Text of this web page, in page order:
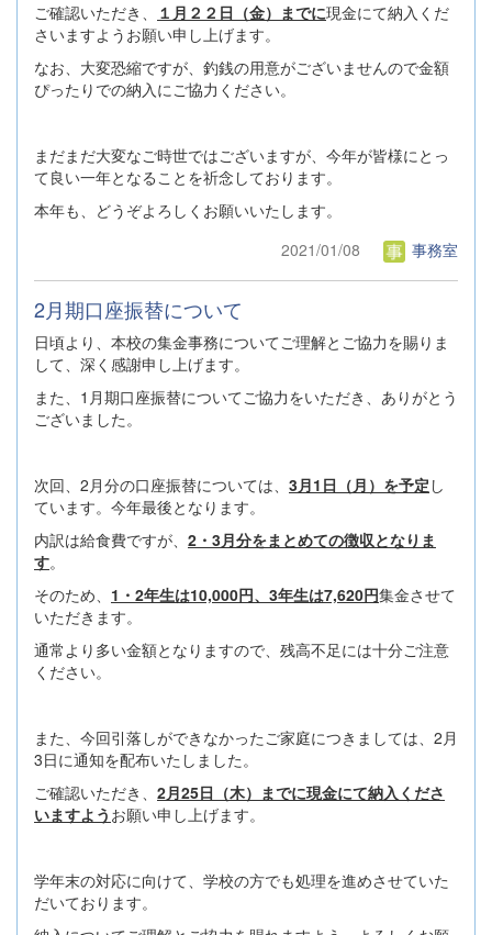
ご確認いただき、
１月２２日（金）までに現金にて納入くだ
さいますようお願い申し上げます。
なお、大変恐縮ですが、釣銭の用意がございませんので金額
ぴったりでの納入にご協力ください。
まだまだ大変なご時世ではございますが、今年が皆様にとっ
て良い一年となることを祈念しております。
本年も、どうぞよろしくお願いいたします。
2021/01/08
事務室
2月期口座振替について
日頃より、本校の集金事務についてご理解とご協力を賜りま
して、深く感謝申し上げます。
また、1月期口座振替についてご協力をいただき、ありがとう
ございました。
次回、2月分の口座振替については、 3月1日（月）を予定 し
ています。今年最後となります。
内訳は給食費ですが、 2・3月分をまとめての徴収となりま
す。
そのため、 1・2年生は10,000円、3年生は7,620円集金させて
いただきます。
通常より多い金額となりますので、残高不足には十分ご注意
ください。
また、今回引落しができなかったご家庭につきましては、2月
3日に通知を配布いたしました。
ご確認いただき、 2月25日（木）までに現金にて納入くださ
いますよう お願い申し上げます。
学年末の対応に向けて、学校の方でも処理を進めさせていた
だいております。